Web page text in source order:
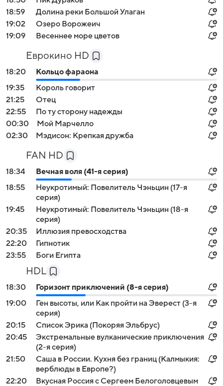
18:59
Долина реки Большой Улаган
19:02
Озеро Ворожеич
19:09
Весеннее море цветов
Еврокино HD
18:20
Кольцо фараона
19:35
Король говорит
21:25
Отец
22:55
По ту сторону надежды
00:30
Мой Марчелло
02:30
Мэдисон: Крепкая дружба
FAN HD
18:34
Вечная воля (41-я серия)
18:55
Неукротимый: Повелитель Чэньцин (17-я
серия)
19:45
Неукротимый: Повелитель Чэньцин (18-я
серия)
20:35
Иллюзия превосходства
22:20
Гипнотик
23:55
Боги Египта
HDL
18:30
Горизонт приключений (8-я серия)
19:00
Ген высоты, или Как пройти на Эверест (3-я
серия)
20:15
Список Эрика (Покоряя Эльбрус)
20:45
Экстремальные вулканические приключения
(2-я серия)
21:50
Саша в России. Кухня без границ (Калмыкия:
верблюды в Европе?)
22:20
Вкусная Россия с Сергеем Белоголовцевым